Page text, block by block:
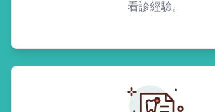
看診經驗。